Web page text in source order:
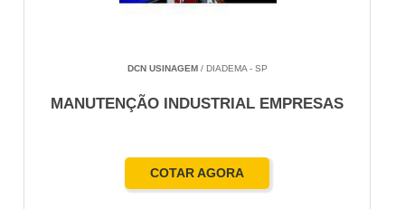
DCN USINAGEM / DIADEMA - SP
MANUTENÇÃO INDUSTRIAL EMPRESAS
COTAR AGORA